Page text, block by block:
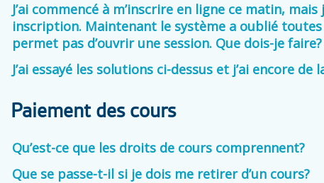
J’ai commencé à m’inscrire en ligne ce matin,
inscription. Maintenant le système a oublié
permet pas d’ouvrir une session. Que dois-je faire?
J’ai essayé les solutions ci-dessus et j’ai encore
Paiement des cours
Qu’est-ce que les droits de cours comprennent?
Que se passe-t-il si je dois me retirer d’un cours?